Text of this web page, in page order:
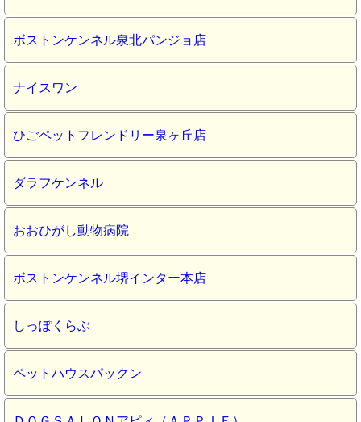
ボストンケンネル泉北パンジョ店
ナイスワン
ひごペットフレンドリー泉ヶ丘店
ダラフケンネル
おおひがし動物病院
ボストンケンネル堺インター本店
しっぽくらぶ
ペットハウスパックン